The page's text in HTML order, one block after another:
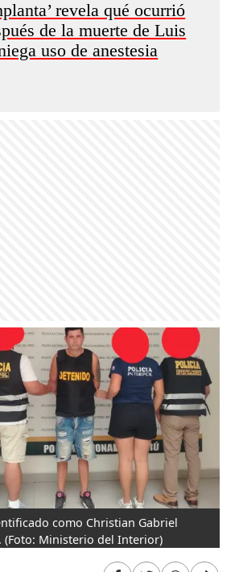
revela qué ocurrió
de la muerte de Luis
uso de anestesia
como Christian Gabriel
(Foto: Ministerio del Interior)